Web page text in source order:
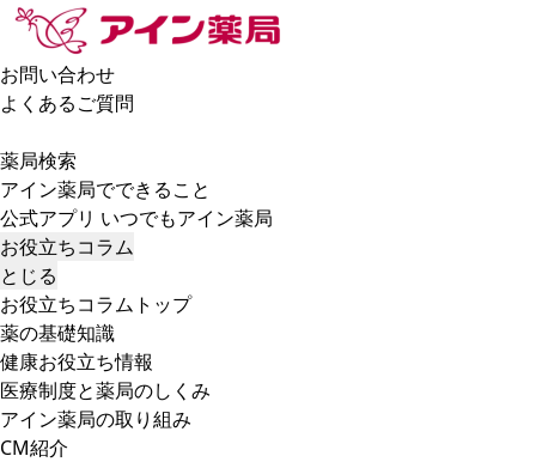
お問い合わせ
よくあるご質問
薬局検索
アイン薬局でできること
公式アプリ いつでもアイン薬局
お役立ちコラム
とじる
お役立ちコラムトップ
薬の基礎知識
健康お役立ち情報
医療制度と薬局のしくみ
アイン薬局の取り組み
CM紹介